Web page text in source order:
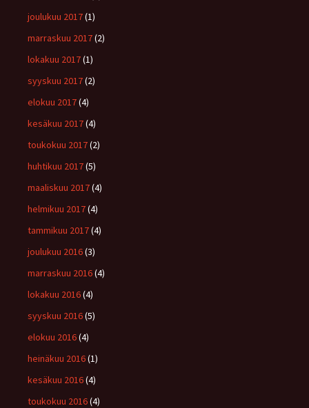
joulukuu 2017(1)
marraskuu 2017(2)
lokakuu 2017(1)
syyskuu 2017(2)
elokuu 2017(4)
kesäkuu 2017(4)
toukokuu 2017(2)
huhtikuu 2017(5)
maaliskuu 2017(4)
helmikuu 2017(4)
tammikuu 2017(4)
joulukuu 2016(3)
marraskuu 2016(4)
lokakuu 2016(4)
syyskuu 2016(5)
elokuu 2016(4)
heinäkuu 2016(1)
kesäkuu 2016(4)
toukokuu 2016(4)